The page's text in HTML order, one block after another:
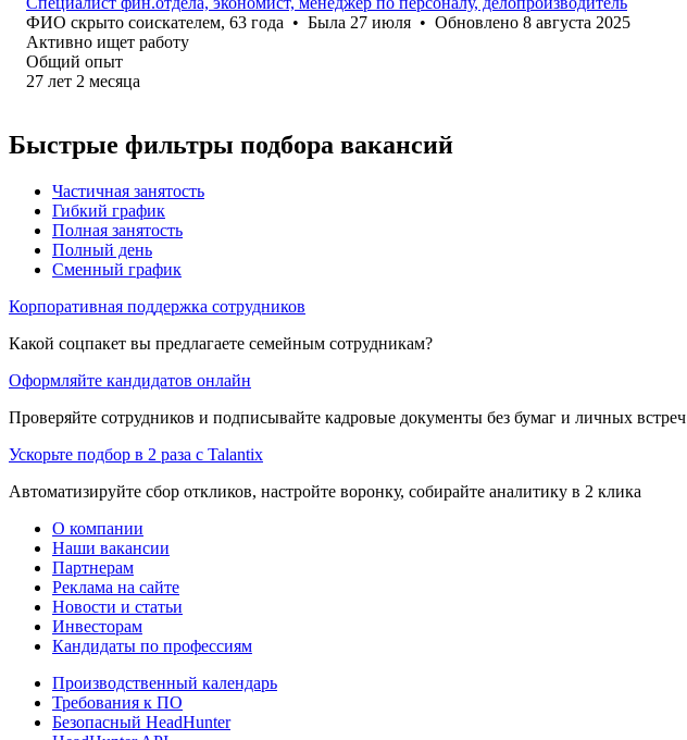
ФИО скрыто соискателем, 63 года • Была 27 июля • Обновлено 8 августа 2025
Активно ищет работу
Общий опыт
27 лет 2 месяца
Быстрые фильтры подбора вакансий
Частичная занятость
Гибкий график
Полная занятость
Полный день
Сменный график
Корпоративная поддержка сотрудников
Какой соцпакет вы предлагаете семейным сотрудникам?
Оформляйте кандидатов онлайн
Проверяйте сотрудников и подписывайте кадровые документы без бумаг и личных встреч
Ускорьте подбор в 2 раза с Talantix
Автоматизируйте сбор откликов, настройте воронку, собирайте аналитику в 2 клика
О компании
Наши вакансии
Партнерам
Реклама на сайте
Новости и статьи
Инвесторам
Кандидаты по профессиям
Производственный календарь
Требования к ПО
Безопасный HeadHunter